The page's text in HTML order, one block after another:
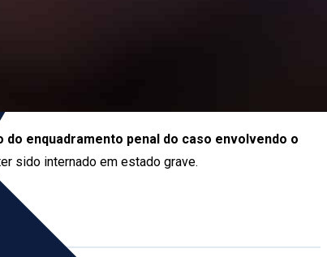
enquadramento penal do caso envolvendo o
sido internado em estado grave.